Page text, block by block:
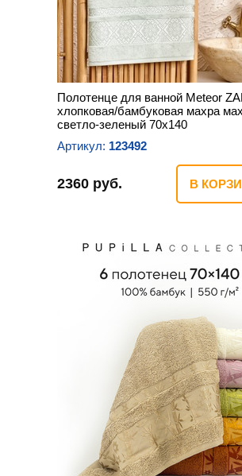
Полотенце для ванной Meteor
хлопковая/бамбуковая махра
светло-зеленый 70х140
Артикул: 123492
2360 руб. В